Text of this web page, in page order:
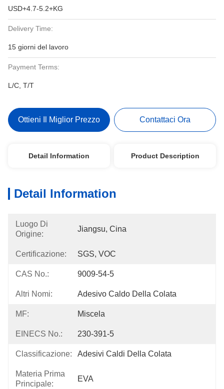
USD+4.7-5.2+KG
Delivery Time:
15 giorni del lavoro
Payment Terms:
L/C, T/T
Ottieni Il Miglior Prezzo Contattaci Ora
Detail Information Product Description
Detail Information
Luogo Di
Origine:
Jiangsu, Cina
Certificazione: SGS, VOC
CAS No.: 9009-54-5
Altri Nomi: Adesivo Caldo Della Colata
MF: Miscela
EINECS No.: 230-391-5
Classificazione: Adesivi Caldi Della Colata
Materia Prima
Principale:
EVA